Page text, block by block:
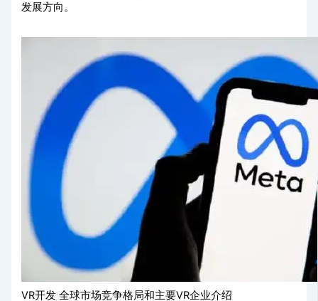
发展方向。
VR开发 全球市场竞争格局和主要VR企业介绍